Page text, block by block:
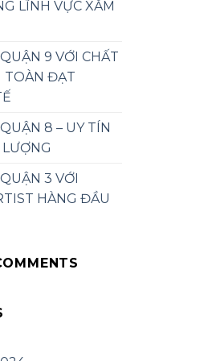
LĨNH VỰC XĂM
9 VỚI CHẤT
TOÀN ĐẠT
8 – UY TÍN
3 VỚI
HÀNG ĐẦU